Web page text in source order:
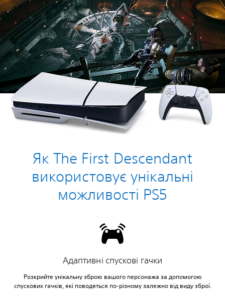
Як The First Descendant
використовує унікальні
можливості PS5
Адаптивні спускові гачки
Розкрийте унікальну зброю вашого персонажа за допомогою
спускових гачків, які поводяться по-різному залежно від виду зброї.